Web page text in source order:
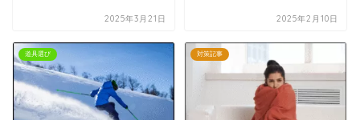
2025年3月21日 2025年2月10日
道具選び 対策記事